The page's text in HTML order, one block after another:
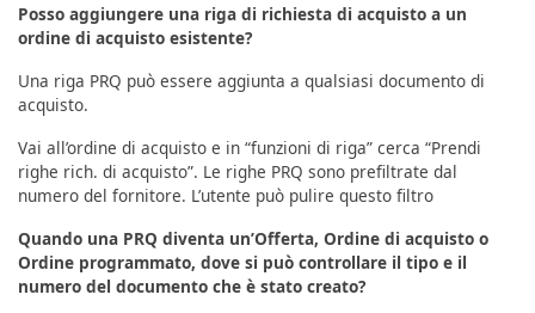
Posso aggiungere una riga di richiesta di acquisto a un
ordine di acquisto esistente?
Una riga PRQ può essere aggiunta a qualsiasi documento di
acquisto.
Vai all’ordine di acquisto e in “funzioni di riga” cerca “Prendi
righe rich. di acquisto”. Le righe PRQ sono prefiltrate dal
numero del fornitore. L’utente può pulire questo filtro
Quando una PRQ diventa un’Offerta, Ordine di acquisto o
Ordine programmato, dove si può controllare il tipo e il
numero del documento che è stato creato?